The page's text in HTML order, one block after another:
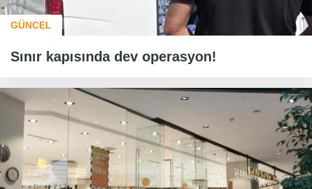
GÜNCEL
Sınır kapısında dev operasyon!